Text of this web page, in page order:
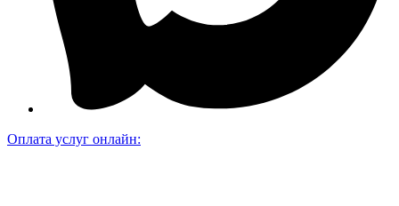
Оплата услуг онлайн: